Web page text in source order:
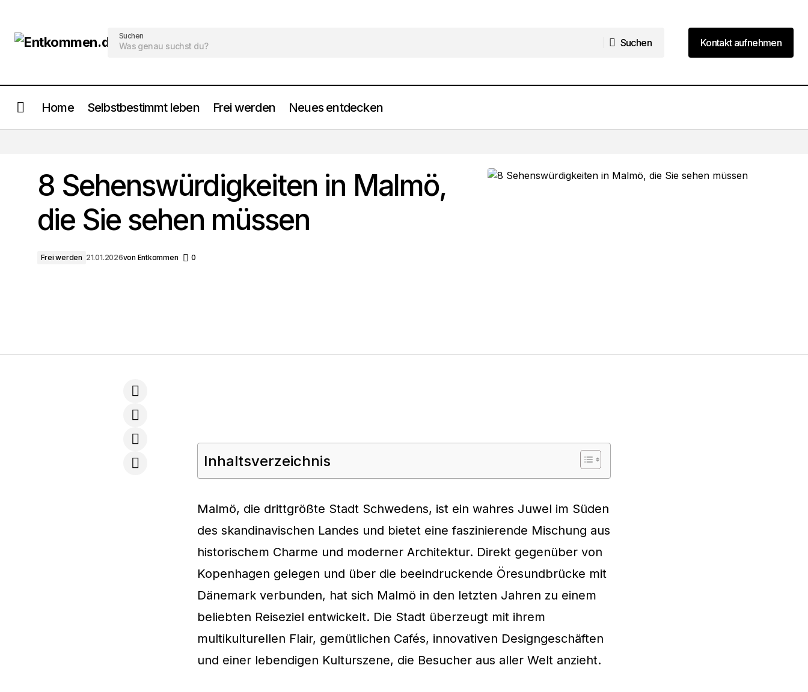
Suchen
Suchen
Kontakt aufnehmen
Kontakt aufnehmen
Home Selbstbestimmt leben Frei werden Neues entdecken
8 Sehenswürdigkeiten in Malmö,
die Sie sehen müssen
Frei werden 21.01.2026von Entkommen 0
Inhaltsverzeichnis
Malmö, die drittgrößte Stadt Schwedens, ist ein wahres Juwel im Süden
des skandinavischen Landes und bietet eine faszinierende Mischung aus
historischem Charme und moderner Architektur. Direkt gegenüber von
Kopenhagen gelegen und über die beeindruckende Öresundbrücke mit
Dänemark verbunden, hat sich Malmö in den letzten Jahren zu einem
beliebten Reiseziel entwickelt. Die Stadt überzeugt mit ihrem
multikulturellen Flair, gemütlichen Cafés, innovativen Designgeschäften
und einer lebendigen Kulturszene, die Besucher aus aller Welt anzieht.